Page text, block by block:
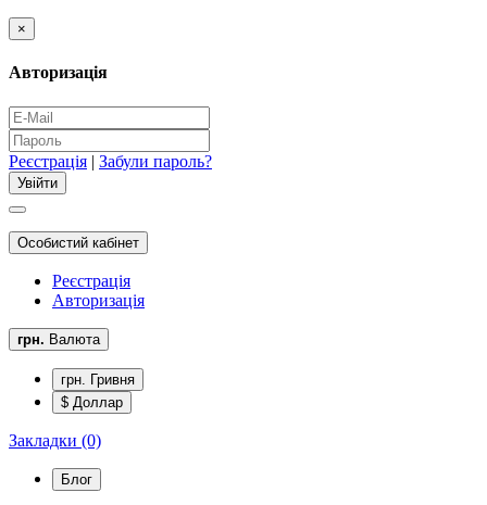
×
Авторизація
Реєстрація | Забули пароль?
Особистий кабінет
Реєстрація
Авторизація
грн. Валюта
грн. Гривня
$ Доллар
Закладки (0)
Блог